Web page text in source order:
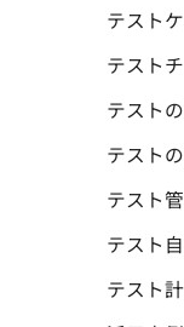
テスト
テスト
テスト
テスト
テスト
テスト
テスト